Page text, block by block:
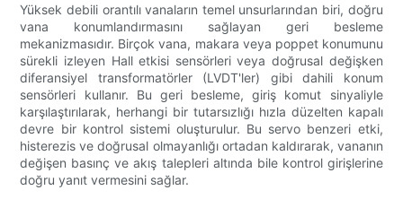
Yüksek debili orantılı vanaların temel unsurlarından biri, doğru
vana konumlandırmasını sağlayan geri besleme
mekanizmasıdır. Birçok vana, makara veya poppet konumunu
sürekli izleyen Hall etkisi sensörleri veya doğrusal değişken
diferansiyel transformatörler (LVDT'ler) gibi dahili konum
sensörleri kullanır. Bu geri besleme, giriş komut sinyaliyle
karşılaştırılarak, herhangi bir tutarsızlığı hızla düzelten kapalı
devre bir kontrol sistemi oluşturulur. Bu servo benzeri etki,
histerezis ve doğrusal olmayanlığı ortadan kaldırarak, vananın
değişen basınç ve akış talepleri altında bile kontrol girişlerine
doğru yanıt vermesini sağlar.